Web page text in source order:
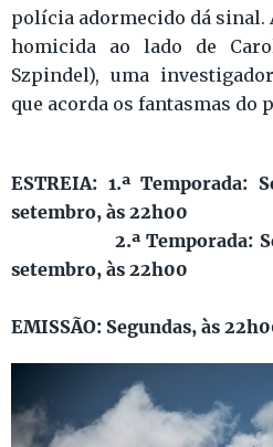
polícia adormecido dá sinal.
homicida ao lado de
Szpindel), uma
que acorda os fantasmas do
ESTREIA: 1.ª Temporada:
setembro, às 22h00
2.ª Temporada:
setembro, às 22h00
EMISSÃO: Segundas, às